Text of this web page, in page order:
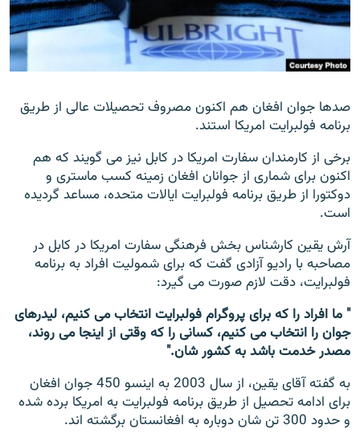
تماس
صفحه پشتو
به ما بپیوندید
همۀ سایت‌های رادیو آزادی/ رادیو اروپای آزاد
صدها جوان افغان هم اکنون مصروف تحصیلات عالی از طریق
برنامه فولبرایت امریکا استند.
برخی از کارمندان سفارت امریکا در کابل نیز می گویند که هم
اکنون برای شماری از جوانان افغان زمینه کسب ماستری و
دوکتورا از طریق برنامه فولبرایت ایالات متحده، مساعد گردیده
است.
آرش یقین کارشناس بخش فرهنگی سفارت امریکا در کابل در
مصاحبه با رادیو آزادی گفت که برای شمولیت افراد به برنامه
فولبرایت، دقت لازم صورت می گیرد:
" ما افراد را که برای پروگرام فولبرایت انتخاب می کنیم، لیدرهای
جوان را انتخاب می کنیم، کسانی را که وقتی از اینجا می روند،
مصدر خدمت باشد به کشور شان."
به گفته آقای یقین، از سال 2003 به اینسو 450 جوان افغان
برای ادامه تحصیل از طریق برنامه فولبرایت به امریکا برده شده
و حدود 300 تن شان دوباره به افغانستان برگشته اند.